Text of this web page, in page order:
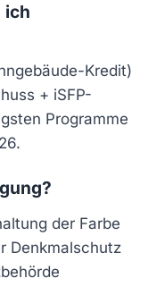
ich
Kredit)
+ iSFP-
Programme
der Farbe
Denkmalschutz